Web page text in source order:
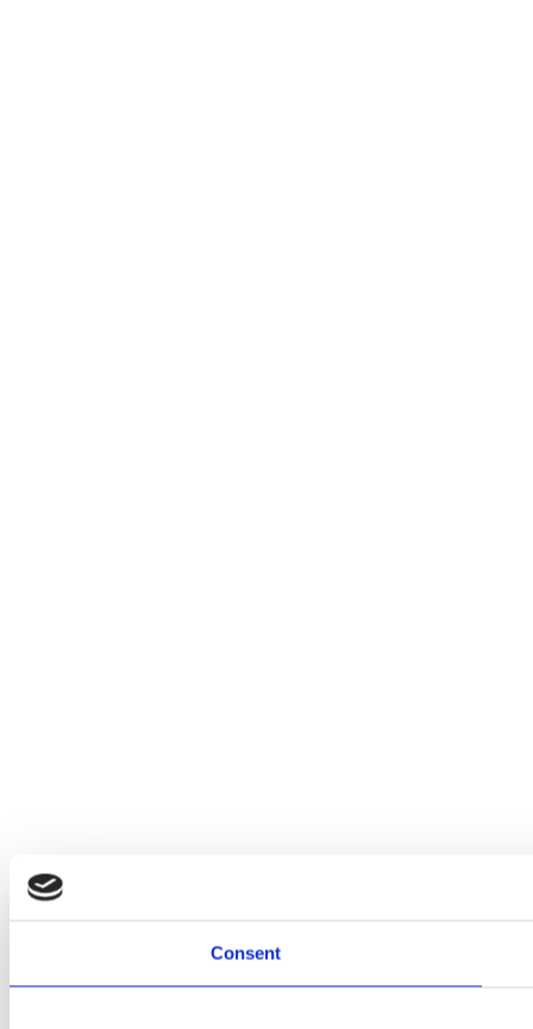
Consent